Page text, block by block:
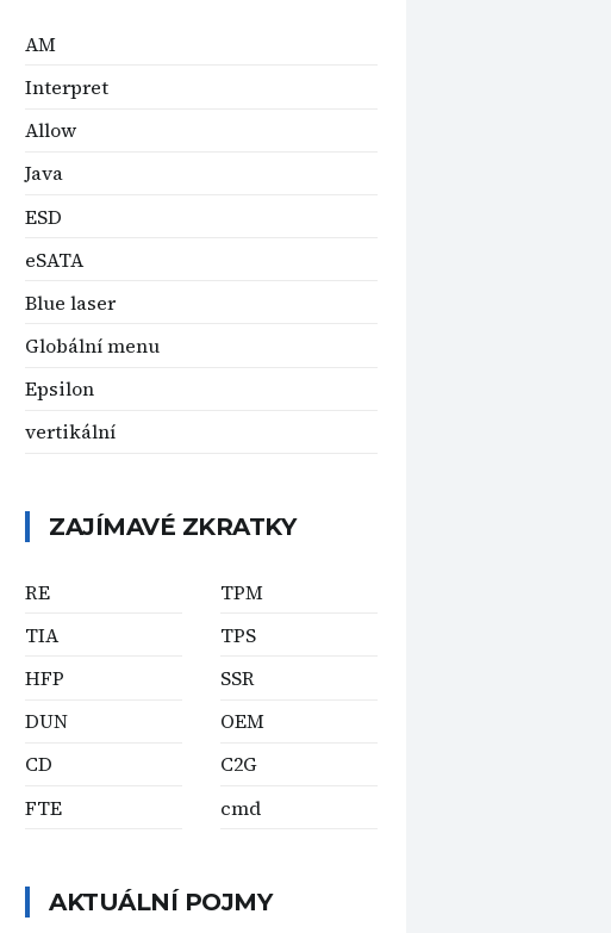
AM
Interpret
Allow
Java
ESD
eSATA
Blue laser
Globální menu
Epsilon
vertikální
ZAJÍMAVÉ ZKRATKY
RE
TIA
HFP
DUN
CD
FTE
TPM
TPS
SSR
OEM
C2G
cmd
AKTUÁLNÍ POJMY